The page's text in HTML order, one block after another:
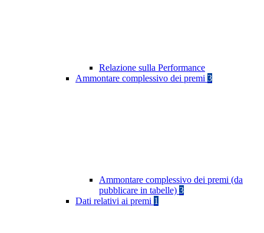
Relazione sulla Performance
Ammontare complessivo dei premi 3
Ammontare complessivo dei premi (da
pubblicare in tabelle) 3
Dati relativi ai premi 1